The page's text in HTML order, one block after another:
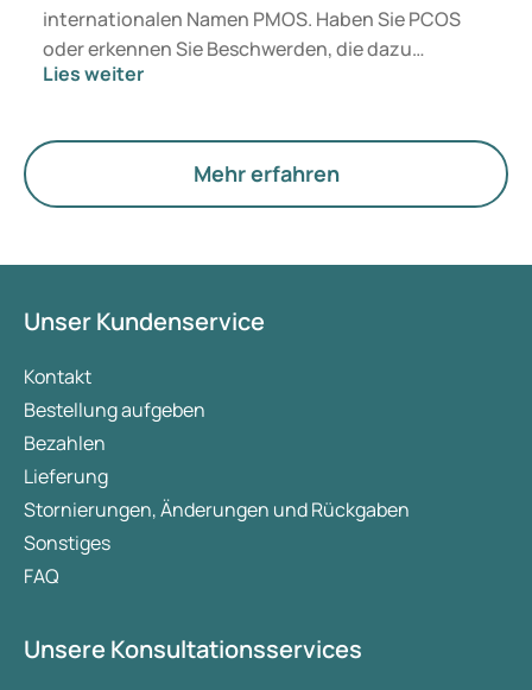
internationalen Namen PMOS. Haben Sie PCOS
oder erkennen Sie Beschwerden, die dazu
passen? Medizinisch ändert sich vorerst nichts.
Hormone, den Stoffwechsel und die Funktion der
Lies weiter
Mehr erfahren
Unser Kundenservice
Kontakt
Bestellung aufgeben
Bezahlen
Lieferung
Stornierungen, Änderungen und Rückgaben
Sonstiges
FAQ
Unsere Konsultationsservices